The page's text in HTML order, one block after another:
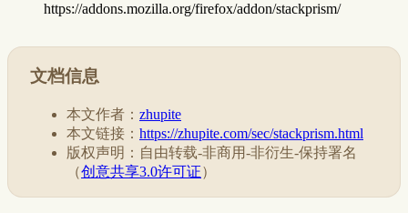
https://addons.mozilla.org/firefox/addon/stackprism/
文档信息
本文作者： zhupite
本文链接： https://zhupite.com/sec/stackprism.html
版权声明：自由转载-非商用-非衍生-保持署名
（创意共享3.0许可证）